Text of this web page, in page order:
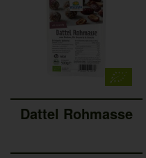
Dattel Rohmasse